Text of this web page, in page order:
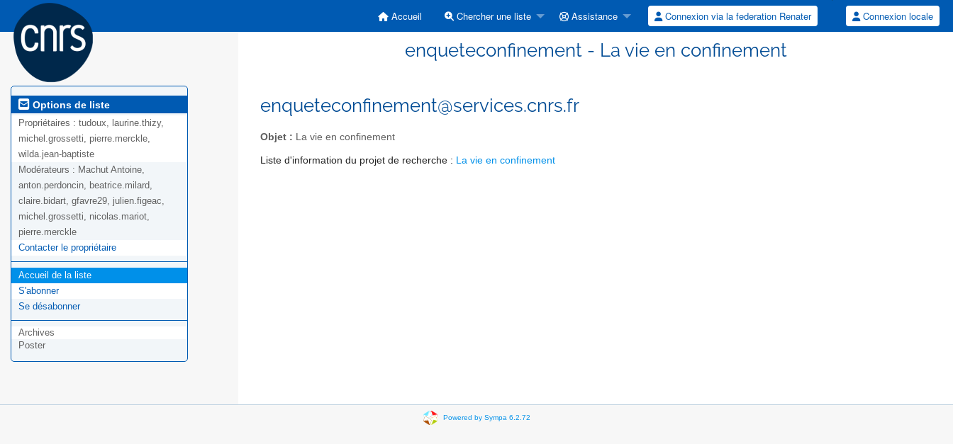
Accueil Chercher une liste Assistance Connexion via la federation Renater Connexion locale
enqueteconfinement - La vie en confinement
Options de liste
Propriétaires : tudoux, laurine.thizy,
michel.grossetti, pierre.merckle,
wilda.jean-baptiste
Modérateurs : Machut Antoine,
anton.perdoncin, beatrice.milard,
claire.bidart, gfavre29, julien.figeac,
michel.grossetti, nicolas.mariot,
pierre.merckle
Contacter le propriétaire
Accueil de la liste
S'abonner
Se désabonner
Archives
Poster
enqueteconfinement@services.cnrs.fr
Objet : La vie en confinement
Liste d'information du projet de recherche : La vie en confinement
Powered by Sympa 6.2.72